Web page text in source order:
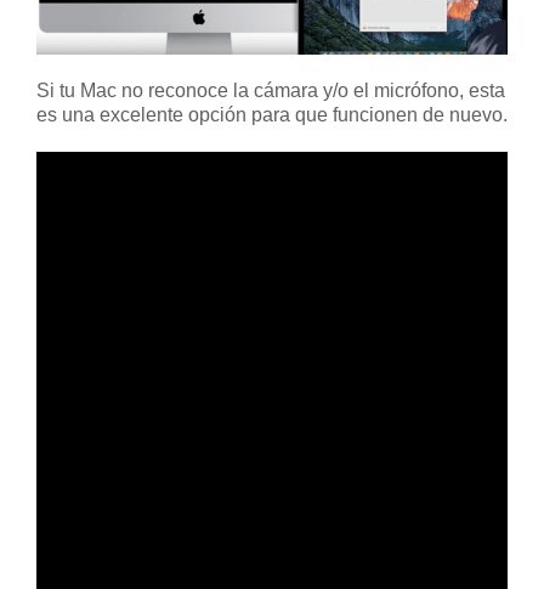
Si tu Mac no reconoce la cámara y/o el micrófono, esta
es una excelente opción para que funcionen de nuevo.